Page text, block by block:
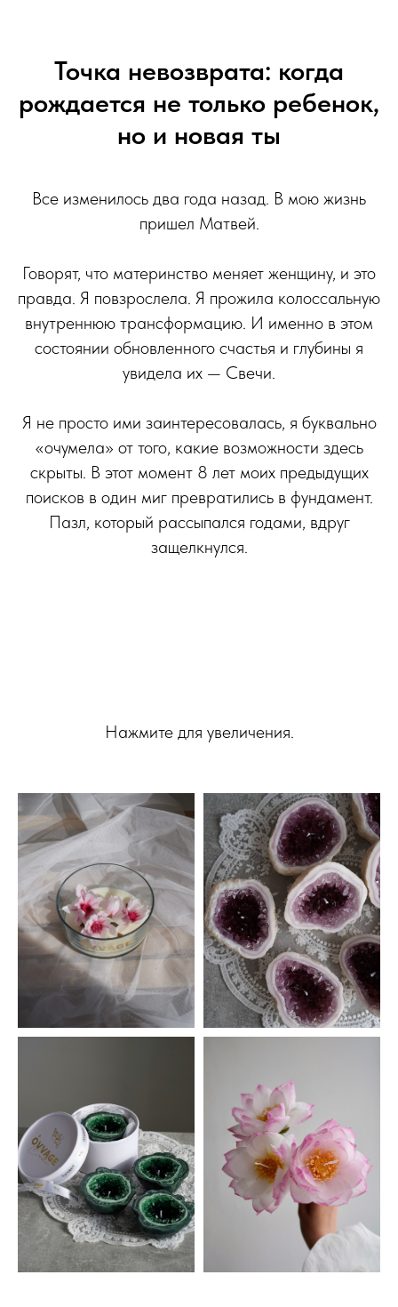
Точка невозврата: когда
рождается не только ребенок,
но и новая ты
Все изменилось два года назад. В мою жизнь
пришел Матвей.
Говорят, что материнство меняет женщину, и это
правда. Я повзрослела. Я прожила колоссальную
внутреннюю трансформацию. И именно в этом
состоянии обновленного счастья и глубины я
увидела их — Свечи.
Я не просто ими заинтересовалась, я буквально
«очумела» от того, какие возможности здесь
скрыты. В этот момент 8 лет моих предыдущих
поисков в один миг превратились в фундамент.
Пазл, который рассыпался годами, вдруг
защелкнулся.
Нажмите для увеличения.